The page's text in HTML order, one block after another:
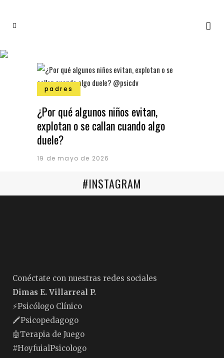
padres
¿Por qué algunos niños evitan,
explotan o se callan cuando algo
duele?
19 de mayo de 2026
#INSTAGRAM
Conéctate con nuestras redes sociales
Dimas E. Villarreal P.
⚡️Psicólogo Clínico
🖍Psicopedagogo
🤖Terapia de Juego
#HoyfuialPsicologo